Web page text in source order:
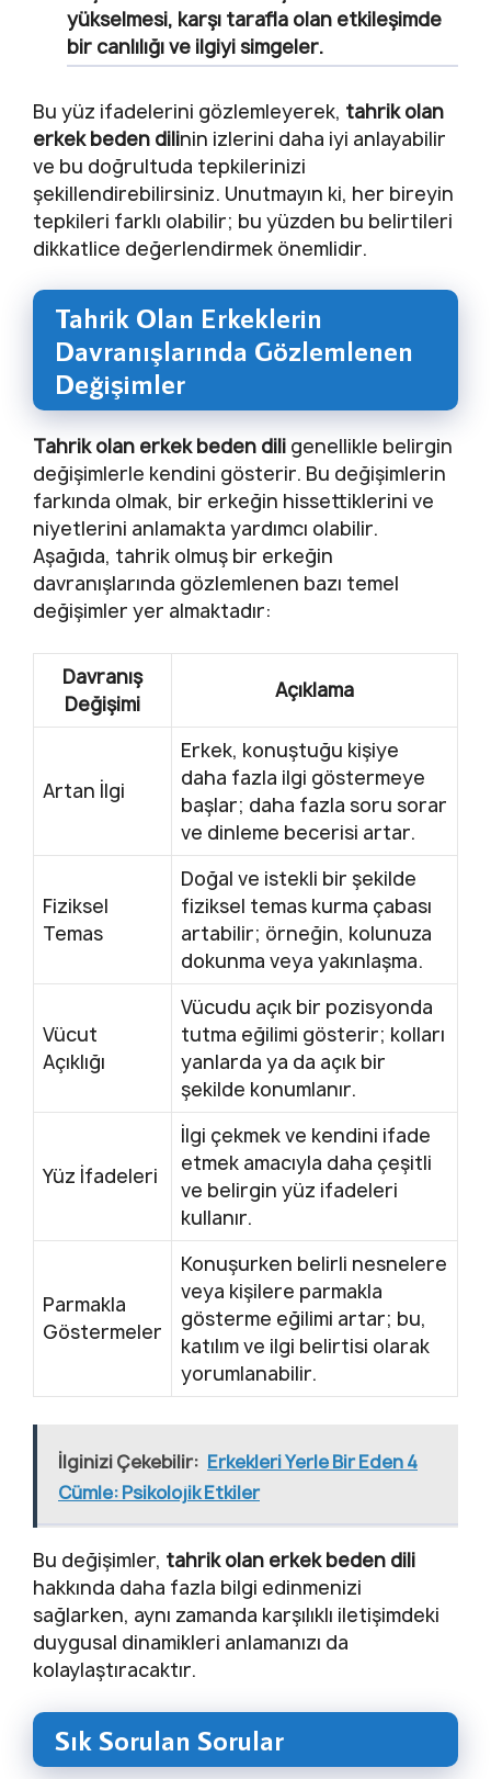
yükselmesi, karşı tarafla olan etkileşimde
bir canlılığı ve ilgiyi simgeler.
Bu yüz ifadelerini gözlemleyerek, tahrik olan
erkek beden dilinin izlerini daha iyi anlayabilir
ve bu doğrultuda tepkilerinizi
şekillendirebilirsiniz. Unutmayın ki, her bireyin
tepkileri farklı olabilir; bu yüzden bu belirtileri
dikkatlice değerlendirmek önemlidir.
Tahrik Olan Erkeklerin
Davranışlarında Gözlemlenen
Değişimler
Tahrik olan erkek beden dili genellikle belirgin
değişimlerle kendini gösterir. Bu değişimlerin
farkında olmak, bir erkeğin hissettiklerini ve
niyetlerini anlamakta yardımcı olabilir.
Aşağıda, tahrik olmuş bir erkeğin
davranışlarında gözlemlenen bazı temel
değişimler yer almaktadır:
Davranış
Değişimi
Açıklama
Artan İlgi
Erkek, konuştuğu kişiye
daha fazla ilgi göstermeye
başlar; daha fazla soru sorar
ve dinleme becerisi artar.
Fiziksel
Temas
Doğal ve istekli bir şekilde
fiziksel temas kurma çabası
artabilir; örneğin, kolunuza
dokunma veya yakınlaşma.
Vücut
Açıklığı
Vücudu açık bir pozisyonda
tutma eğilimi gösterir; kolları
yanlarda ya da açık bir
şekilde konumlanır.
Yüz İfadeleri
İlgi çekmek ve kendini ifade
etmek amacıyla daha çeşitli
ve belirgin yüz ifadeleri
kullanır.
Parmakla
Göstermeler
Konuşurken belirli nesnelere
veya kişilere parmakla
gösterme eğilimi artar; bu,
katılım ve ilgi belirtisi olarak
yorumlanabilir.
İlginizi Çekebilir: Erkekleri Yerle Bir Eden 4
Cümle: Psikolojik Etkiler
Bu değişimler, tahrik olan erkek beden dili
hakkında daha fazla bilgi edinmenizi
sağlarken, aynı zamanda karşılıklı iletişimdeki
duygusal dinamikleri anlamanızı da
kolaylaştıracaktır.
Sık Sorulan Sorular